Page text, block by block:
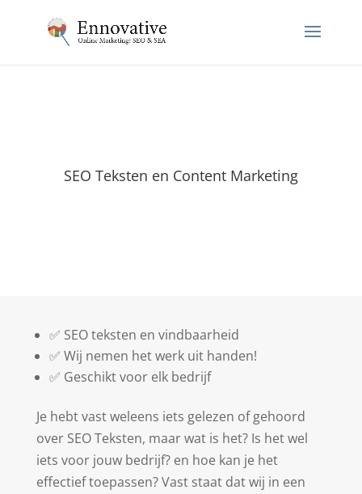
SEO Teksten en Content Marketing
✅ SEO teksten en vindbaarheid
✅ Wij nemen het werk uit handen!
✅ Geschikt voor elk bedrijf
Je hebt vast weleens iets gelezen of gehoord
over SEO Teksten, maar wat is het? Is het wel
iets voor jouw bedrijf? en hoe kan je het
effectief toepassen? Vast staat dat wij in een